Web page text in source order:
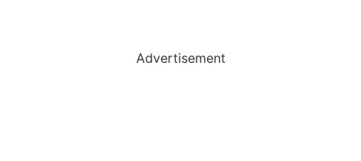
Advertisement